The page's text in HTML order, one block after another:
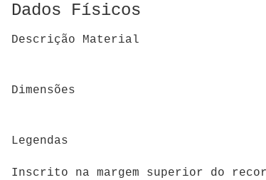
Dados Físicos
Descrição Material
Dimensões
Legendas
Inscrito na margem superior do